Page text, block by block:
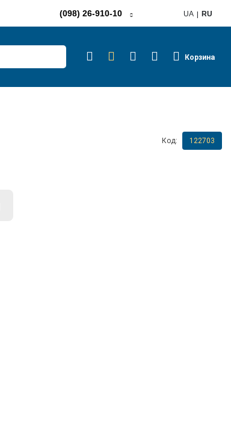
(098) 26-910-10 UA RU
Корзина
Код: 122703